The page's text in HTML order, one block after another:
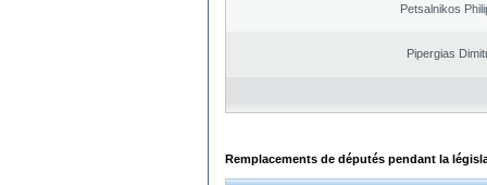
Petsalnikos
Pipergias
Remplacements de députés pendant la